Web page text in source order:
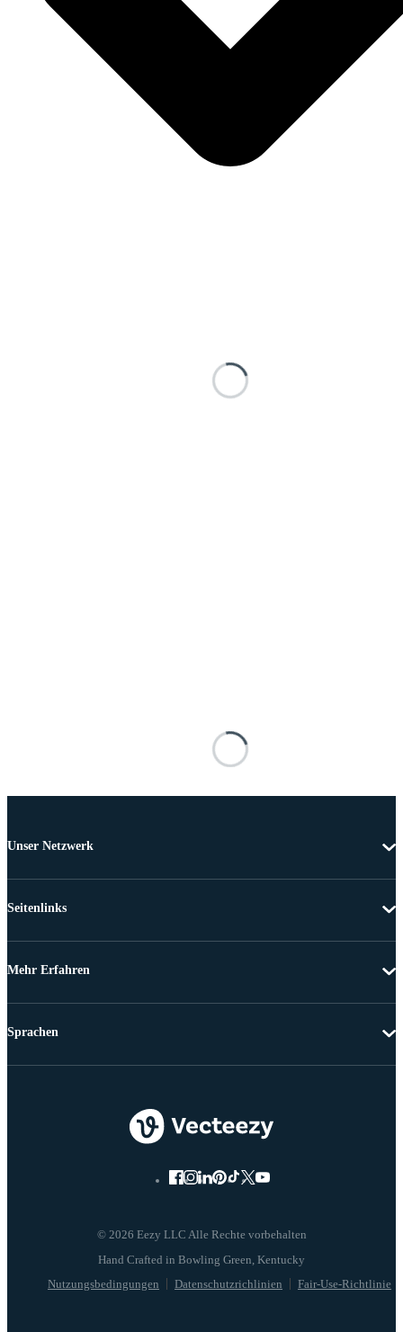
Unser Netzwerk
Seitenlinks
Mehr Erfahren
© 2026 Eezy LLC Alle Rechte vorbehalten
Nutzungsbedingungen Datenschutzrichlinien Fair-Use-Richtlinie
Sprachen